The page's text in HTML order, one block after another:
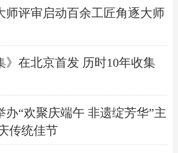
师评审启动百余工匠角逐大师
》在北京首发 历时10年收集
办“欢聚庆端午 非遗绽芳华”主
传统佳节